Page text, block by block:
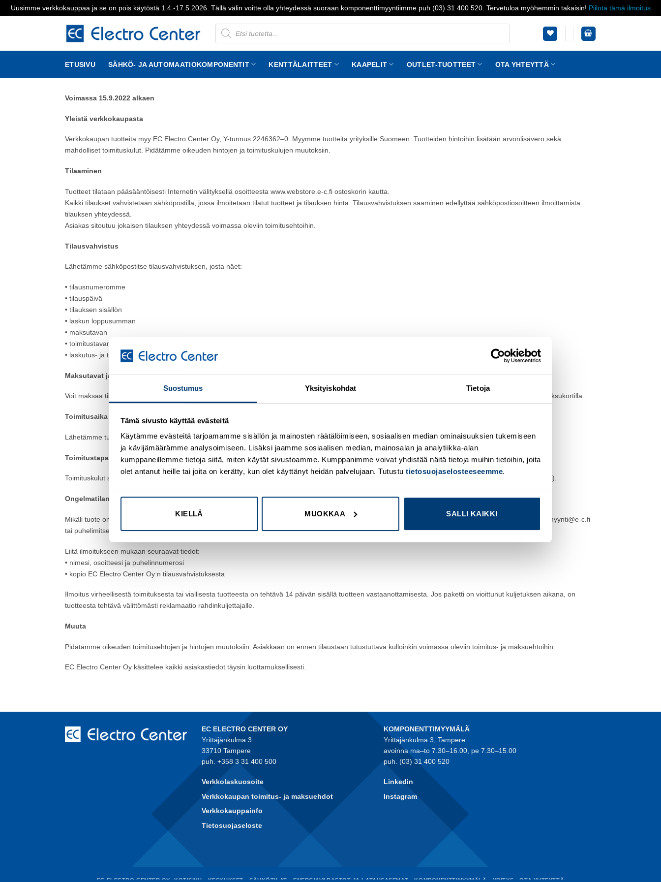
Suostumus Yksityiskohdat Tietoja
Tämä sivusto käyttää evästeitä
Käytämme evästeitä tarjoamamme sisällön ja mainosten räätälöimiseen, sosiaalisen median ominaisuuksien tukemiseen
ja kävijämäärämme analysoimiseen. Lisäksi jaamme sosiaalisen median, mainosalan ja analytiikka-alan
kumppaneillemme tietoja siitä, miten käytät sivustoamme. Kumppanimme voivat yhdistää näitä tietoja muihin tietoihin, joita
olet antanut heille tai joita on kerätty, kun olet käyttänyt heidän palvelujaan. Tutustu tietosuojaselosteeseemme.
KIELLÄ MUOKKAA SALLI KAIKKI
Uusimme verkkokauppaa ja se on pois käytöstä 1.4.-17.5.2026. Tällä välin voitte olla yhteydessä suoraan komponenttimyyntiimme puh (03) 31 400 520. Tervetuloa myöhemmin takaisin! Piilota tämä ilmoitus
Products
search
ETUSIVU SÄHKÖ- JA AUTOMAATIOKOMPONENTIT KENTTÄLAITTEET KAAPELIT OUTLET-TUOTTEET OTA YHTEYTTÄ
Voimassa 15.9.2022 alkaen
Yleistä verkkokaupasta
Verkkokaupan tuotteita myy EC Electro Center Oy, Y-tunnus 2246362–0. Myymme tuotteita yrityksille Suomeen. Tuotteiden hintoihin lisätään arvonlisävero sekä
mahdolliset toimituskulut. Pidätämme oikeuden hintojen ja toimituskulujen muutoksiin.
Tilaaminen
Tuotteet tilataan pääsääntöisesti Internetin välityksellä osoitteesta www.webstore.e-c.fi ostoskorin kautta.
Kaikki tilaukset vahvistetaan sähköpostilla, jossa ilmoitetaan tilatut tuotteet ja tilauksen hinta. Tilausvahvistuksen saaminen edellyttää sähköpostiosoitteen ilmoittamista
tilauksen yhteydessä.
Asiakas sitoutuu jokaisen tilauksen yhteydessä voimassa oleviin toimitusehtoihin.
Tilausvahvistus
Lähetämme sähköpostitse tilausvahvistuksen, josta näet:
• tilausnumeromme
• tilauspäivä
• tilauksen sisällön
• laskun loppusumman
• maksutavan
• toimitustavan
• laskutus- ja toimitusosoitteen
Maksutavat ja maksuehdot
Voit maksaa tilauksen verkkopankissa, luottokortilla, mobiilissa tai laskulla. Noudettaessa tilauksen myymälästä voit maksaa tilauksen myös paikan päällä maksukortilla.
Toimitusaika
Lähetämme tuotteita jokaisena arkipäivänä.
Toimitustapa, toimituskulut, pientoimituslisä ja katkaisumaksut
Toimituskulut sisältävät lähetys- ja pakkauskulut 15 € (alv 0 %). Kaapeleiden ja suojaletkujen katkaisusta veloitamme katkaisumaksun 12 € / katkaisu (alv 0 %).
Ongelmatilanteet kuljetuksessa sekä viallisten tuotteiden osalta
Mikäli tuote on kadonnut kuljetuksen aikana, vioittunut tai asiakkaalle on toimitettu väärä tuote, tulee asiakkaan ilmoittaa virheestä välittömästi osoitteeseen myynti@e-c.fi
tai puhelimitse (03) 31 400 520.
Liitä ilmoitukseen mukaan seuraavat tiedot:
• nimesi, osoitteesi ja puhelinnumerosi
• kopio EC Electro Center Oy:n tilausvahvistuksesta
Ilmoitus virheellisestä toimituksesta tai viallisesta tuotteesta on tehtävä 14 päivän sisällä tuotteen vastaanottamisesta. Jos paketti on vioittunut kuljetuksen aikana, on
tuotteesta tehtävä välittömästi reklamaatio rahdinkuljettajalle.
Muuta
Pidätämme oikeuden toimitusehtojen ja hintojen muutoksiin. Asiakkaan on ennen tilaustaan tutustuttava kulloinkin voimassa oleviin toimitus- ja maksuehtoihin.
EC Electro Center Oy käsittelee kaikki asiakastiedot täysin luottamuksellisesti.
EC ELECTRO CENTER OY
Yrittäjänkulma 3
33710 Tampere
puh. +358 3 31 400 500
Verkkolaskuosoite
Verkkokaupan toimitus- ja maksuehdot
Verkkokauppainfo
Tietosuojaseloste
KOMPONENTTIMYYMÄLÄ
Yrittäjänkulma 3, Tampere
avoinna ma–to 7.30–16.00, pe 7.30–15.00
puh. (03) 31 400 520
Linkedin
Instagram
EC ELECTRO CENTER OY -KOTISIVU KESKUKSET SÄHKÖTILAT ENERGIAVARASTOT JA LATAUSASEMAT KOMPONENTTIMYYMÄLÄ YRITYS OTA YHTEYTTÄ